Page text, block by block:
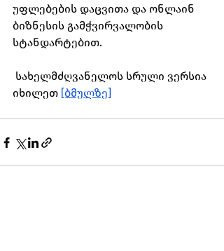
უფლებების დაცვითა და ონლაინ
ბიზნესის გამჭვირვალობის
სტანდარტებით.
სახელმძღვანელოს სრული ვერსია
იხილეთ [ბმულზე]